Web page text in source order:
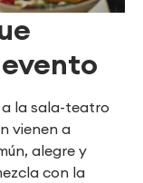
la sala-teatro
vienen a
alegre y
con la